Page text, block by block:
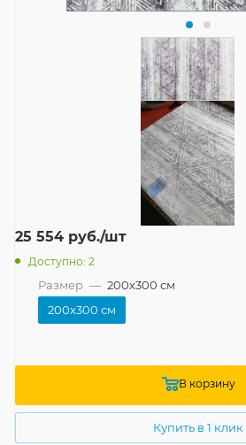
25 554 руб./шт
Доступно: 2
Размер — 200x300 см
200x300 см
В корзину
Купить в 1 клик